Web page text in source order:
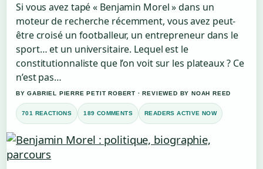
Si vous avez tapé « Benjamin Morel » dans un
moteur de recherche récemment, vous avez peut-
être croisé un footballeur, un entrepreneur dans le
sport… et un universitaire. Lequel est le
constitutionnaliste que l’on voit sur les plateaux ? Ce
n’est pas…
BY GABRIEL PIERRE PETIT ROBERT · REVIEWED BY NOAH REED
701 REACTIONS 189 COMMENTS READERS ACTIVE NOW